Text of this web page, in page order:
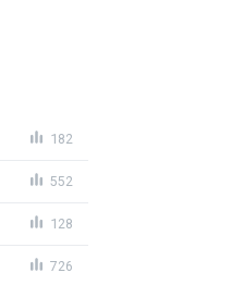
182
552
128
726